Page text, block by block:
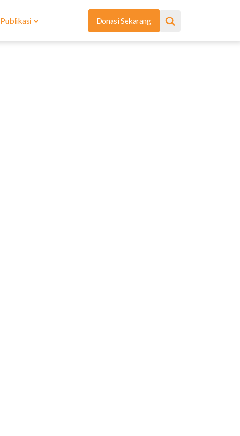
Publikasi Donasi Sekarang